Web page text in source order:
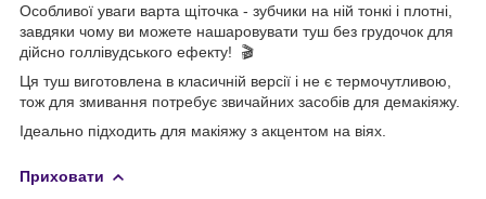
Особливої уваги варта щіточка - зубчики на ній тонкі і плотні,
завдяки чому ви можете нашаровувати туш без грудочок для
дійсно голлівудського ефекту! 🎬
Ця туш виготовлена в класичній версії і не є термочутливою,
тож для змивання потребує звичайних засобів для демакіяжу.
Ідеально підходить для макіяжу з акцентом на віях.
Приховати